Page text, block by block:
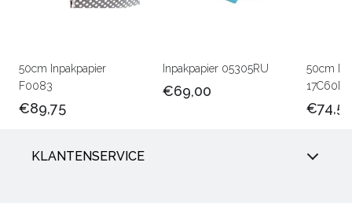
50cm Inpakpapier
F0083
€89,75
Inpakpapier 05305RU
€69,00
50cm
€74,50
KLANTENSERVICE